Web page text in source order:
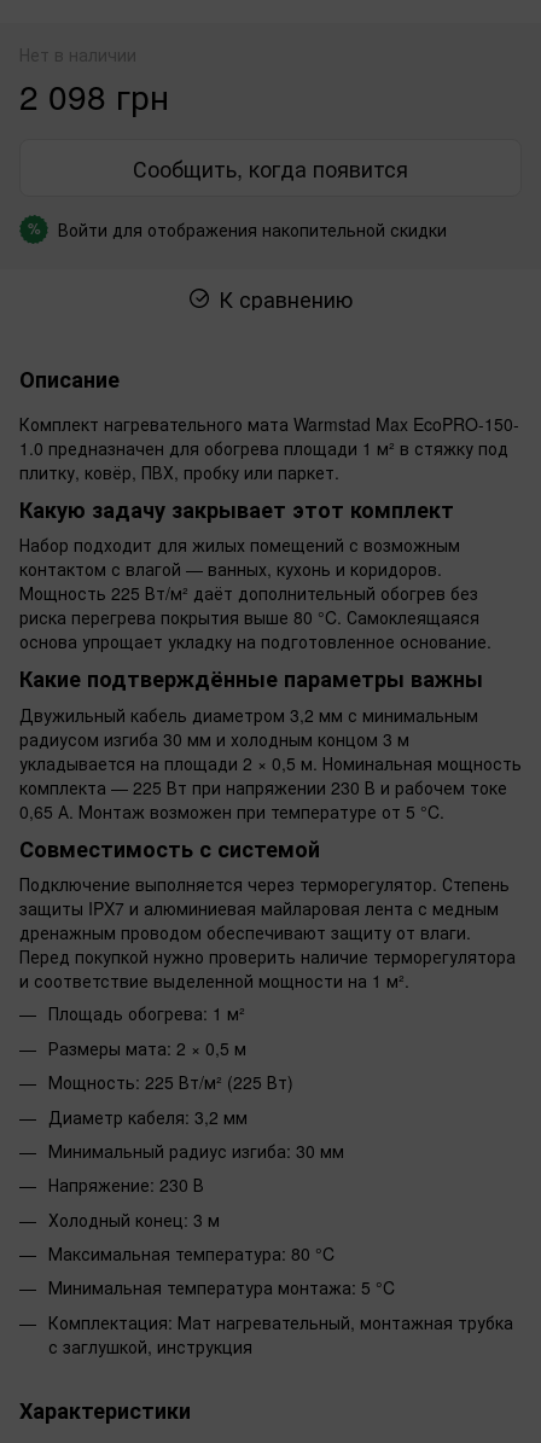
Нет в наличии
2 098 грн
Сообщить, когда появится
% Войти для отображения накопительной скидки
К сравнению
Описание
Комплект нагревательного мата Warmstad Max EcoPRO-150-
1.0 предназначен для обогрева площади 1 м² в стяжку под
плитку, ковёр, ПВХ, пробку или паркет.
Какую задачу закрывает этот комплект
Набор подходит для жилых помещений с возможным
контактом с влагой — ванных, кухонь и коридоров.
Мощность 225 Вт/м² даёт дополнительный обогрев без
риска перегрева покрытия выше 80 °C. Самоклеящаяся
основа упрощает укладку на подготовленное основание.
Какие подтверждённые параметры важны
Двужильный кабель диаметром 3,2 мм с минимальным
радиусом изгиба 30 мм и холодным концом 3 м
укладывается на площади 2 × 0,5 м. Номинальная мощность
комплекта — 225 Вт при напряжении 230 В и рабочем токе
0,65 А. Монтаж возможен при температуре от 5 °C.
Совместимость с системой
Подключение выполняется через терморегулятор. Степень
защиты IPX7 и алюминиевая майларовая лента с медным
дренажным проводом обеспечивают защиту от влаги.
Перед покупкой нужно проверить наличие терморегулятора
и соответствие выделенной мощности на 1 м².
Площадь обогрева: 1 м²
Размеры мата: 2 × 0,5 м
Мощность: 225 Вт/м² (225 Вт)
Диаметр кабеля: 3,2 мм
Минимальный радиус изгиба: 30 мм
Напряжение: 230 В
Холодный конец: 3 м
Максимальная температура: 80 °C
Минимальная температура монтажа: 5 °C
Комплектация: Мат нагревательный, монтажная трубка
с заглушкой, инструкция
Характеристики